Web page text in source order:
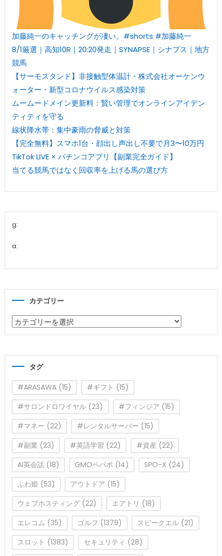
加藤純一のキャッチングが凄い。#shorts #加藤純一
8/1厳選｜高知10R｜20:20発走｜SYNAPSE｜シナプス｜地方
競馬
【サーモスタンド】非接触型体温計・株式会社オーケンウ
ォーター・新型コロナウイルス感染対策
ムームードメイン更新料：賢い管理でオンラインアイデン
ティティを守る
線状降水帯：集中豪雨の脅威と対策
【完全無料】スマホ1台・顔出し声出し不要で月3〜10万円
TikTok LIVE × パチンコアプリ【副業完全ガイド】
当てる競馬ではなく回収率を上げる馬の選び方
g:
a:
カテゴリー
カ
テ
タグ
#ARASAWA(15) #ギフト (15)
#サロンドロワイヤル(23) #フィンジア (15)
#マネー (22) #レンタルサーバー (15)
#副業 (23) #英語学習 (22) #資産 (22)
AI英会話(18) GMOペパボ (14) SPO-X (24)
ふわ姫(53) アウトドア (15)
ウェブホスティング(22) エアトリ (18)
エレコム (35) ゴルフ (1379) スピークエル(21)
スロット (1383) セキュリティ (28)